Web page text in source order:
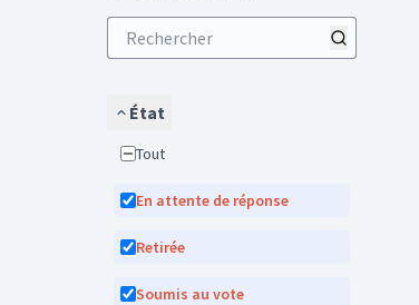
État
Tout
En attente de réponse
Retirée
Soumis au vote